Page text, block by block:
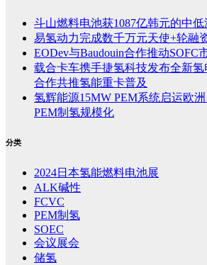
斗山燃料电池获1087亿韩元的中
易氢动力完成数千万元天使+轮融
EODev与Baudouin合作推动SOFC
载合卡车携手捷氢科技发布全新
合作共推氢能重卡普及
氢辉能源15MW PEM系统启运欧
PEM制氢规模化
分类
2024日本氢能燃料电池展
ALK碱性
FCVC
PEM制氢
SOEC
会议展会
储氢